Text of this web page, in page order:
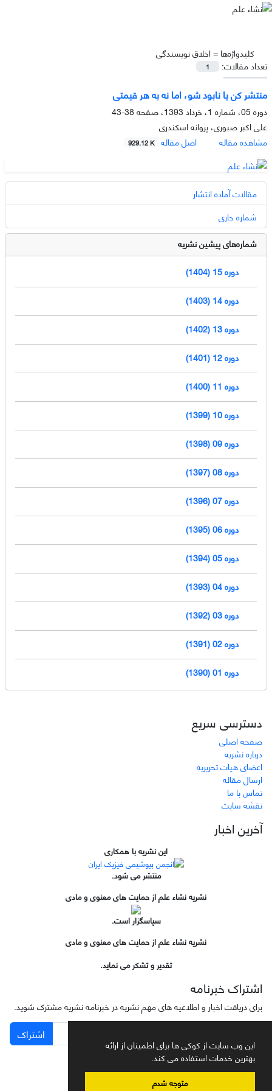
این وب سایت از کوکی ها برای اطمینان از ارائه
بهترین خدمات استفاده می کند.
متوجه شدم
کلیدواژه‌ها =اخلاق نویسندگی
تعداد مقالات:
1
منتشر کن یا نابود شو، اما نه به هر قیمتی
دوره 05، شماره 1، خرداد 1393، صفحه
38-43
علی اکبر صبوری، پروانه اسکندری
مشاهده مقاله
اصل مقاله 929.12 K
مقالات آماده انتشار
شماره جاری
شماره‌های پیشین نشریه
دوره 15 (1404)
دوره 14 (1403)
دوره 13 (1402)
دوره 12 (1401)
دوره 11 (1400)
دوره 10 (1399)
دوره 09 (1398)
دوره 08 (1397)
دوره 07 (1396)
دوره 06 (1395)
دوره 05 (1394)
دوره 04 (1393)
دوره 03 (1392)
دوره 02 (1391)
دوره 01 (1390)
دسترسی سریع
صفحه اصلی
درباره نشریه
اعضای هیات تحریریه
ارسال مقاله
تماس با ما
نقشه سایت
آخرین اخبار
این نشریه با همکاری
منتشر می شود.
نشریه نشاء علم از حمایت های معنوی و مادی
سپاسگزار است.
نشریه نشاء علم از حمایت های معنوی و مادی
تقدیر و تشکر می نماید.
اشتراک خبرنامه
برای دریافت اخبار و اطلاعیه های مهم نشریه در خبرنامه نشریه مشترک شوید.
اشتراک